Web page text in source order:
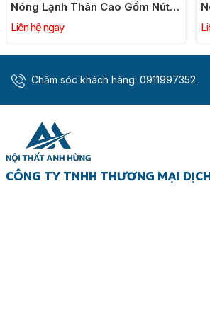
Nóng Lạnh Thân Cao Gồm Nút
Chặn Nước
Liên hệ ngay
Chăm sóc khách hàng: 0911997352
CÔNG TY TNHH THƯƠNG MẠI